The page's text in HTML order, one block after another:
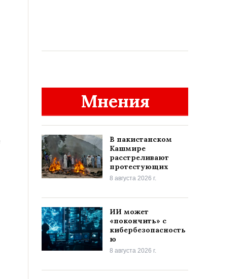
Мнения
В пакистанском
Кашмире
расстреливают
протестующих
8 августа 2026 г.
ИИ может
«покончить» с
кибербезопасность
ю
8 августа 2026 г.